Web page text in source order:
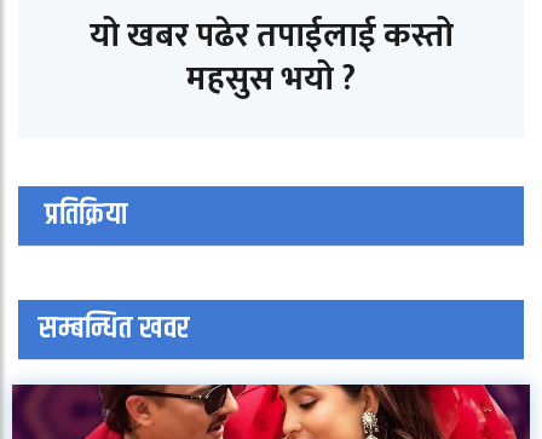
यो खबर पढेर तपाईलाई कस्तो
महसुस भयो ?
प्रतिक्रिया
सम्बन्धित खवर